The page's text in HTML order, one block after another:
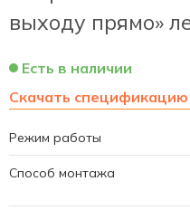
выходу прямо»
Есть в наличии
Скачать спецификацию
Режим работы
Способ монтажа